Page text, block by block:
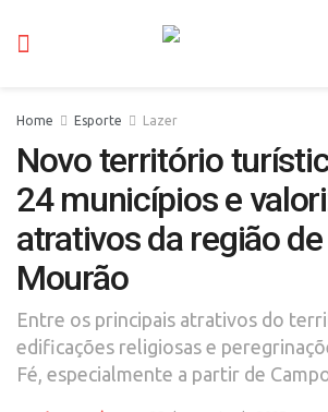
Home Esporte Lazer
Novo território
24 municípios e
atrativos da região
Mourão
Entre os principais atrativos do
edificações religiosas e
Fé, especialmente a partir de